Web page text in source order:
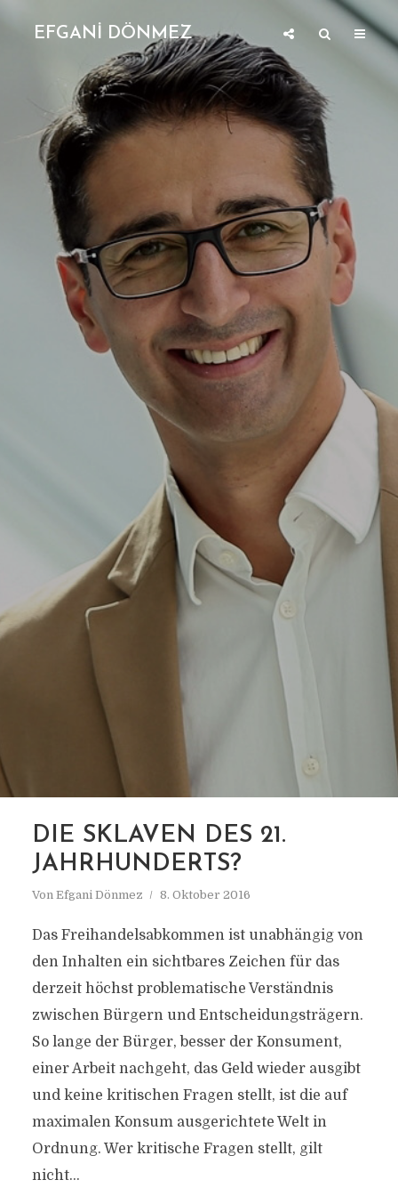
EFGANİ DÖNMEZ
CETA
DIE SKLAVEN DES 21.
JAHRHUNDERTS?
Von Efgani Dönmez 8. Oktober 2016
Das Freihandelsabkommen ist unabhängig von
den Inhalten ein sichtbares Zeichen für das
derzeit höchst problematische Verständnis
zwischen Bürgern und Entscheidungsträgern.
So lange der Bürger, besser der Konsument,
einer Arbeit nachgeht, das Geld wieder ausgibt
und keine kritischen Fragen stellt, ist die auf
maximalen Konsum ausgerichtete Welt in
Ordnung. Wer kritische Fragen stellt, gilt
nicht...